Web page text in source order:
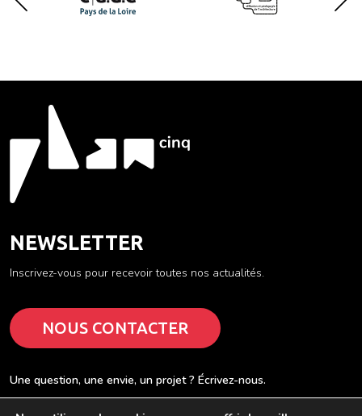
NEWSLETTER
Inscrivez-vous pour recevoir toutes nos actualités.
NOUS CONTACTER
Une question, une envie, un projet ? Écrivez-nous.